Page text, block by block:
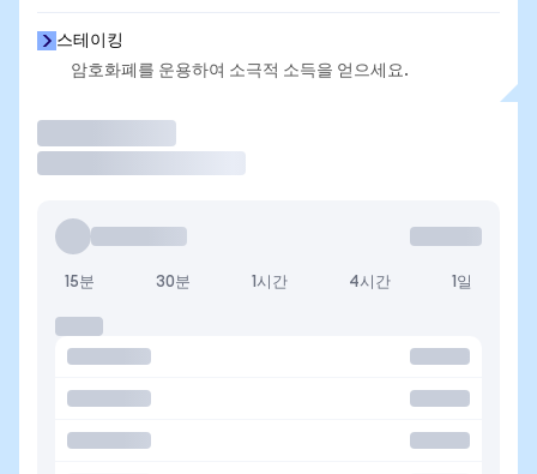
스테이킹
암호화폐를 운용하여 소극적 소득을 얻으세요.
15분 30분 1시간 4시간 1일